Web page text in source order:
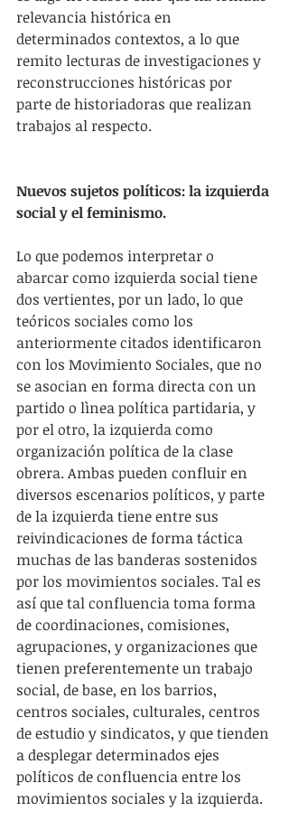
relevancia histórica en
determinados contextos, a lo que
remito lecturas de investigaciones y
reconstrucciones históricas por
parte de historiadoras que realizan
trabajos al respecto.
Nuevos sujetos políticos: la izquierda
social y el feminismo.
Lo que podemos interpretar o
abarcar como izquierda social tiene
dos vertientes, por un lado, lo que
teóricos sociales como los
anteriormente citados identificaron
con los Movimiento Sociales, que no
se asocian en forma directa con un
partido o lìnea política partidaria, y
por el otro, la izquierda como
organización política de la clase
obrera. Ambas pueden confluir en
diversos escenarios políticos, y parte
de la izquierda tiene entre sus
reivindicaciones de forma táctica
muchas de las banderas sostenidos
por los movimientos sociales. Tal es
así que tal confluencia toma forma
de coordinaciones, comisiones,
agrupaciones, y organizaciones que
tienen preferentemente un trabajo
social, de base, en los barrios,
centros sociales, culturales, centros
de estudio y sindicatos, y que tienden
a desplegar determinados ejes
políticos de confluencia entre los
movimientos sociales y la izquierda.